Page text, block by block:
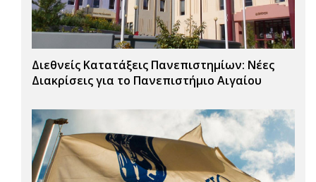
Διεθνείς Κατατάξεις Πανεπιστημίων: Νέες
Διακρίσεις για το Πανεπιστήμιο Αιγαίου